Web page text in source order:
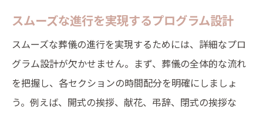
スムーズな進行を実現するプログラム設計
スムーズな葬儀の進行を実現するためには、詳細なプロ
グラム設計が欠かせません。まず、葬儀の全体的な流れ
を把握し、各セクションの時間配分を明確にしましょ
う。例えば、開式の挨拶、献花、弔辞、閉式の挨拶な